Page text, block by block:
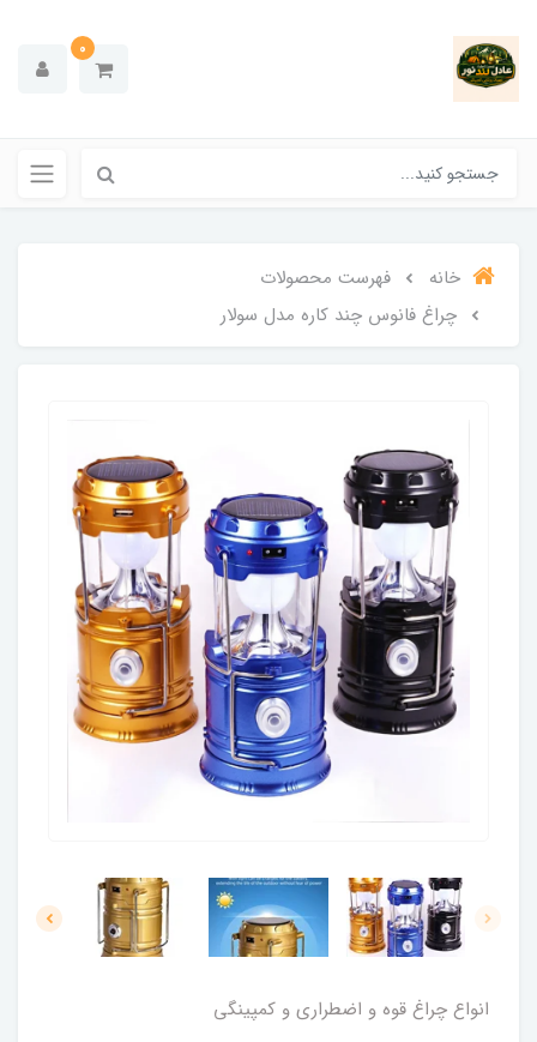
0
خانه
فهرست محصولات
چراغ فانوس چند کاره مدل سولار
انواع چراغ قوه و اضطراری و کمپینگی